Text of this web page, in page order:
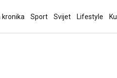
kronika Sport Svijet Lifestyle